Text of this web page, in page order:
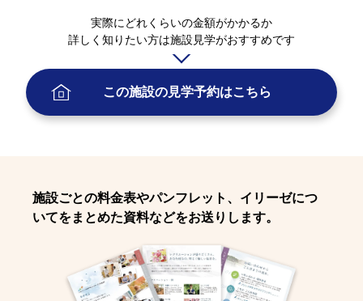
実際にどれくらいの金額がかかるか
詳しく知りたい方は施設見学がおすすめです
この施設の見学予約はこちら
施設ごとの料金表やパンフレット、イリーゼにつ
いてをまとめた資料などをお送りします。